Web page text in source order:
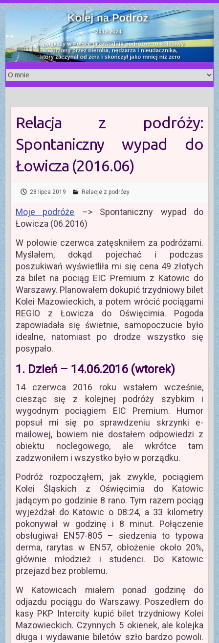
S
k
i
p
t
o
c
o
n
t
e
n
t
Relacja z podróży:
Spontaniczny wypad do
Łowicza (2016.06)
28 lipca 2019 Relacje z podróży
Moje podróże –> Spontaniczny wypad do
Łowicza (06.2016)
W połowie czerwca zatęskniłem za podróżami.
Myślałem, dokąd pojechać i podczas
poszukiwań wyświetliła mi się cena 49 złotych
za bilet na pociąg EIC Premium z Katowic do
Warszawy. Planowałem dokupić trzydniowy bilet
Kolei Mazowieckich, a potem wrócić pociągami
REGIO z Łowicza do Oświęcimia. Pogoda
zapowiadała się świetnie, samopoczucie było
idealne, natomiast po drodze wszystko się
posypało.
1. Dzień – 14.06.2016 (wtorek)
14 czerwca 2016 roku wstałem wcześnie,
ciesząc się z kolejnej podróży szybkim i
wygodnym pociągiem EIC Premium. Humor
popsuł mi się po sprawdzeniu skrzynki e-
mailowej, bowiem nie dostałem odpowiedzi z
obiektu noclegowego, ale wkrótce tam
zadzwoniłem i wszystko było w porządku.
Podróż rozpocząłem, jak zwykle, pociągiem
Kolei Śląskich z Oświęcimia do Katowic
jadącym po godzinie 8 rano. Tym razem pociąg
wyjeżdżał do Katowic o 08:24, a 33 kilometry
pokonywał w godzinę i 8 minut. Połączenie
obsługiwał EN57-805 – siedzenia to typowa
derma, rarytas w EN57, obłożenie około 20%,
głównie młodzież i studenci. Do Katowic
przejazd bez problemu.
W Katowicach miałem ponad godzinę do
odjazdu pociągu do Warszawy. Poszedłem do
kasy PKP Intercity kupić bilet trzydniowy Kolei
Mazowieckich. Czynnych 5 okienek, ale kolejka
długa i wydawanie biletów szło bardzo powoli.